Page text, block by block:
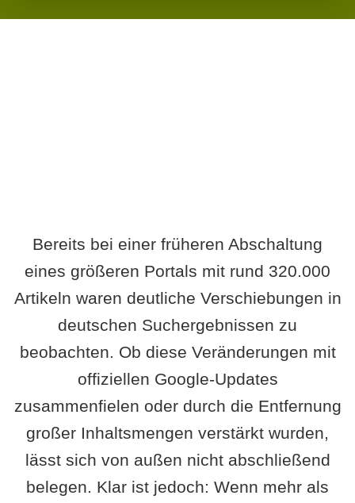
Bereits bei einer früheren Abschaltung
eines größeren Portals mit rund 320.000
Artikeln waren deutliche Verschiebungen in
deutschen Suchergebnissen zu
beobachten. Ob diese Veränderungen mit
offiziellen Google-Updates
zusammenfielen oder durch die Entfernung
großer Inhaltsmengen verstärkt wurden,
lässt sich von außen nicht abschließend
belegen. Klar ist jedoch: Wenn mehr als